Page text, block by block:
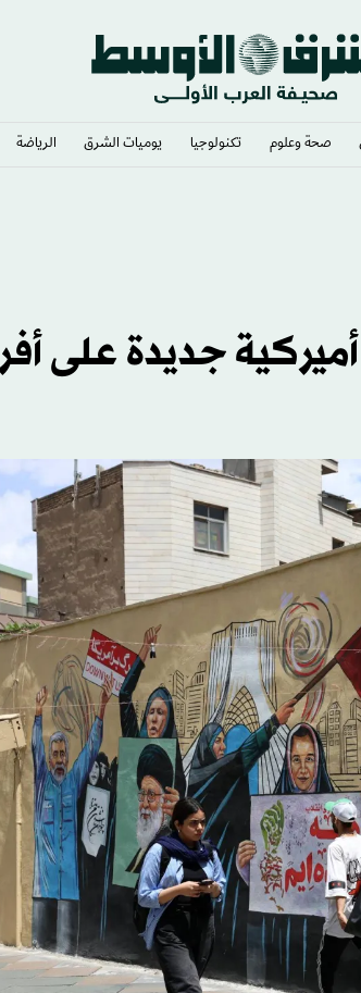
صحة وعلوم تكنولوجيا يوميات الشرق​ الرياضة
جديدة على